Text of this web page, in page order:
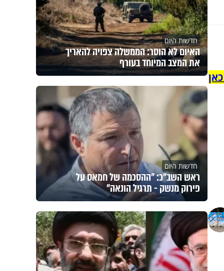
חדשות היום
האיום לא הוסר: הממשלה צפויה להאריך
את המצב המיוחד בעורף
חדשות היום
ראש השב"כ: "ההסכמה של חמאס על
פירוק מנשק - תרגיל הונאה"